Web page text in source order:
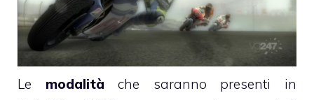
Le modalità che saranno presenti in